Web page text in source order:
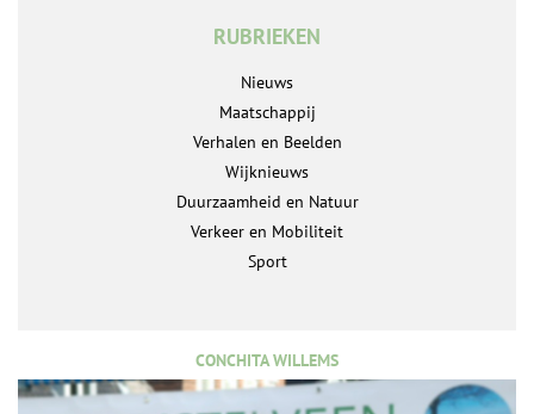
RUBRIEKEN
Nieuws
Maatschappij
Verhalen en Beelden
Wijknieuws
Duurzaamheid en Natuur
Verkeer en Mobiliteit
Sport
CONCHITA WILLEMS